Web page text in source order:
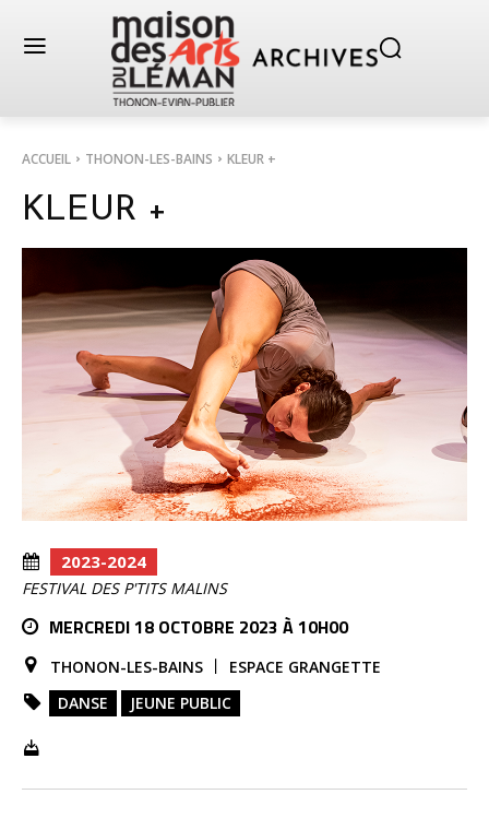
ACCUEIL THONON-LES-BAINS KLEUR +
KLEUR +
2023-2024
FESTIVAL DES P'TITS MALINS
MERCREDI 18 OCTOBRE 2023 À 10H00
THONON-LES-BAINS
ESPACE GRANGETTE
DANSE
JEUNE PUBLIC